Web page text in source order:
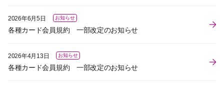
2026年6月5日 お知らせ
各種カード会員規約 一部改定のお知らせ
2026年4月13日 お知らせ
各種カード会員規約 一部改定のお知らせ